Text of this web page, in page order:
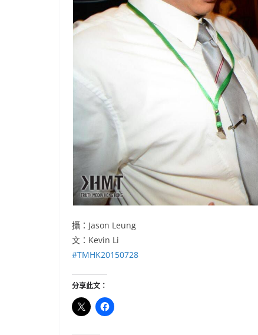
攝：Jason Leung
文：Kevin Li
‪#‎TMHK20150728‬
分享此文：